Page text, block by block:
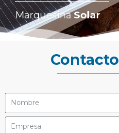
MarquesinaSolar
Contacto